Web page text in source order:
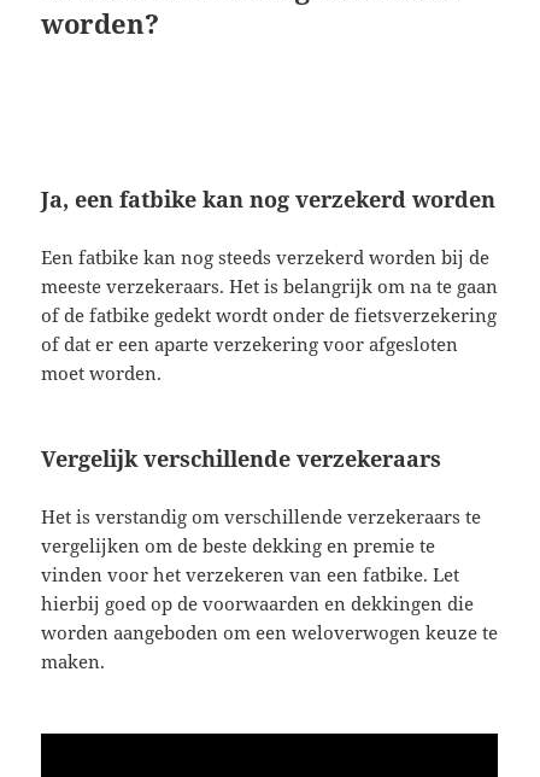
worden?
Ja, een fatbike kan nog verzekerd worden
Een fatbike kan nog steeds verzekerd worden bij de
meeste verzekeraars. Het is belangrijk om na te gaan
of de fatbike gedekt wordt onder de fietsverzekering
of dat er een aparte verzekering voor afgesloten
moet worden.
Vergelijk verschillende verzekeraars
Het is verstandig om verschillende verzekeraars te
vergelijken om de beste dekking en premie te
vinden voor het verzekeren van een fatbike. Let
hierbij goed op de voorwaarden en dekkingen die
worden aangeboden om een weloverwogen keuze te
maken.